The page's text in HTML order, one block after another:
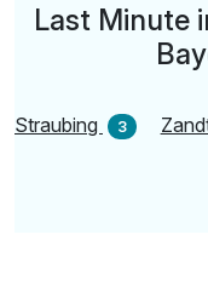
Last Minute
Straubing 3